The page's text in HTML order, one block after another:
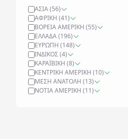
ΑΣΊΑ(56)
ΑΦΡΙΚΉ (41)
ΒΌΡΕΙΑ ΑΜΕΡΙΚΉ (55)
ΕΛΛΆΔΑ(196)
ΕΥΡΏΠΗ (148)
ΙΝΔΙΚΌΣ(4)
ΚΑΡΑΪΒΙΚΉ (8)
ΚΕΝΤΡΙΚΉ ΑΜΕΡΙΚΉ (10)
ΜΈΣΗ ΑΝΑΤΟΛΉ (13)
ΝΌΤΙΑ ΑΜΕΡΙΚΉ (11)